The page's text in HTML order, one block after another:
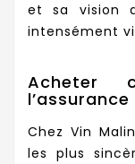
et sa vision
intensément
Acheter
Chez Vin
les plus